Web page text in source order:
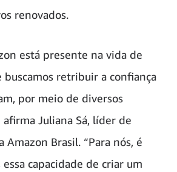
renovados.
está presente na vida de
buscamos retribuir a confiança
por meio de diversos
afirma Juliana Sá, líder de
Amazon Brasil. “Para nós, é
capacidade de criar um